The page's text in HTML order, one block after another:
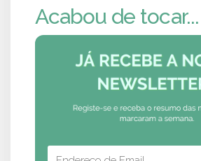
Acabou de tocar...